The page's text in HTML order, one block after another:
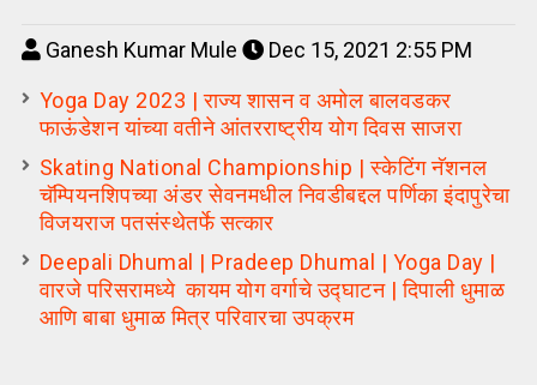
Ganesh Kumar Mule
Dec 15, 2021 2:55 PM
Yoga Day 2023 | राज्य शासन व अमोल बालवडकर
फाऊंडेशन यांच्या वतीने आंतरराष्ट्रीय योग दिवस साजरा
Skating National Championship | स्केटिंग नॅशनल
चॅम्पियनशिपच्या अंडर सेवनमधील निवडीबद्दल पर्णिका इंदापुरेचा
विजयराज पतसंस्थेतर्फे सत्कार
Deepali Dhumal | Pradeep Dhumal | Yoga Day |
वारजे परिसरामध्ये कायम योग वर्गाचे उद्घाटन | दिपाली धुमाळ
आणि बाबा धुमाळ मित्र परिवारचा उपक्रम